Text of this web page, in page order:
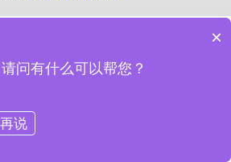
×
问有什么可以帮您？
说